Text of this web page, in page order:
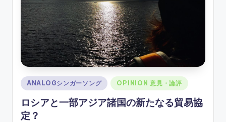
Posted
in
ANALOGシンガーソング OPINION 意見・論評
ロシアと一部アジア諸国の新たなる貿易協
定？